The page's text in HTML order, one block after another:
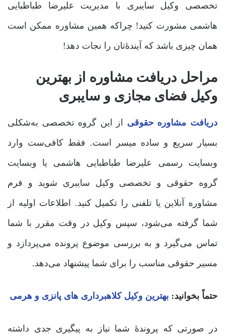
تخصصی وکیل سایبری با مدیریت علیرضا طباطبایی
هاشمی مشورت کنید! چراکه همین مشاوره ممکن است
همان چیزی باشد که آیندۀ‌تان را نجات دهد!
مراحل دریافت مشاوره از بهترین
وکیل فضای مجازی و سایبری
دریافت مشاوره حقوقی از این گروه تخصصی به‌شکلی
بسیار سریع و ساده میسر است. فقط کافی‌ست وارد
وبسایت رسمی علیرضا طباطبایی هاشمی یا وبسایت
گروه حقوقی و تخصصی وکیل سایبری شوید و فرم
مشاوره آنلاین یا تلفنی را تکمیل کنید. اطلاعات اولیه از
شما گرفته می‌شود، سپس وکیل در وقت مقرر با شما
تماس می‌گیرد و به بررسی موضوع پرونده می‌پردازد و
مسیر حقوقی مناسب را برای شما پیشنهاد می‌دهد.
حتماً بخوانید: بهترین وکیل کلاهبرداری های پانزی و هرمی
در صورتی که پروندۀ شما نیاز به پیگیری جدی داشته